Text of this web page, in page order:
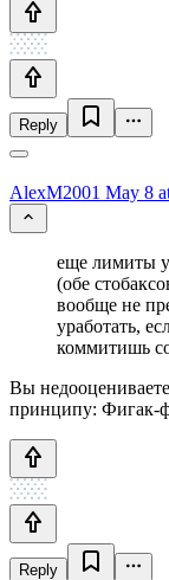
Reply
AlexM2001 May 8
еще лимиты
(обе
вообще не
уработать,
коммитишь
Вы
принципу: Фигак-
Reply